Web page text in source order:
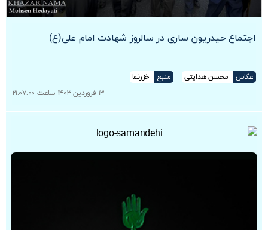
اجتماع حیدریون ساری در سالروز شهادت امام علی(ع)
عکاس محسن هدایتی منبع
خزرنما
۱۳ فروردین ۱۴۰۳ ساعت ۲۱:۰۷:۰۰